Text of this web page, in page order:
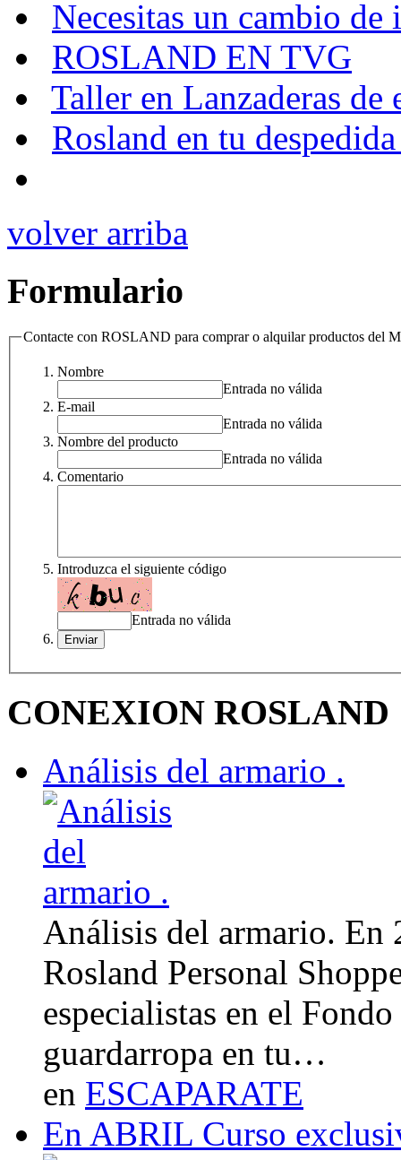
Necesitas un cambio de
ROSLAND EN TVG
Taller en Lanzaderas de
Rosland en tu
volver arriba
Formulario
Contacte con ROSLAND para comprar o alquilar productos del
Nombre
Entrada no válida
E-mail
Entrada no válida
Nombre del producto
Entrada no válida
Comentario
Introduzca el siguiente código
Entrada no válida
CONEXION ROSLAND
Análisis del armario .
Análisis del armario. En
Rosland Personal
especialistas en el
guardarropa en tu…
en ESCAPARATE
En ABRIL Curso